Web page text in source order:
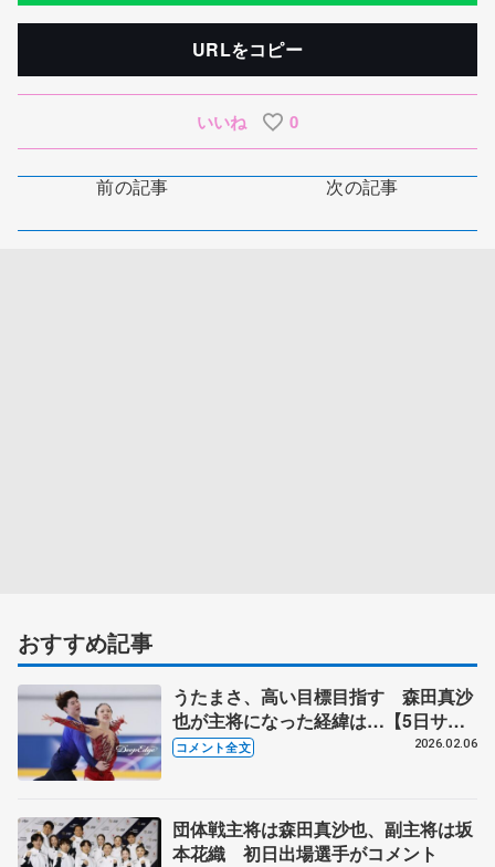
URLをコピー
いいね 0
前の記事 次の記事
おすすめ記事
うたまさ、高い目標目指す 森田真沙
也が主将になった経緯は…【5日サブ
リンク練習後】
コメント全文 2026.02.06
団体戦主将は森田真沙也、副主将は坂
本花織 初日出場選手がコメント